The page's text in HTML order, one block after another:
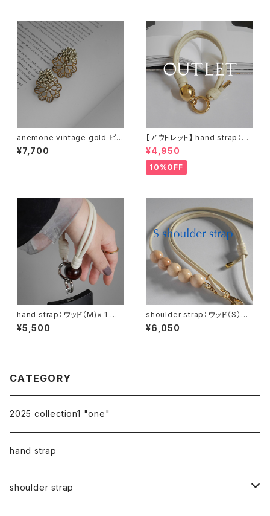
anemone vintage gold ピア
ス イヤリング
¥7,700
【アウトレット】 hand strap：M
oval gold / アイボリー
¥4,950
10%OFF
hand strap：ウッド（M)× 1 ブラ
ウン / アイボリー
¥5,500
shoulder strap：ウッド（S）×
5 ナチュラル / アイボリー
¥6,050
CATEGORY
2025 collection1 "one"
hand strap
shoulder strap